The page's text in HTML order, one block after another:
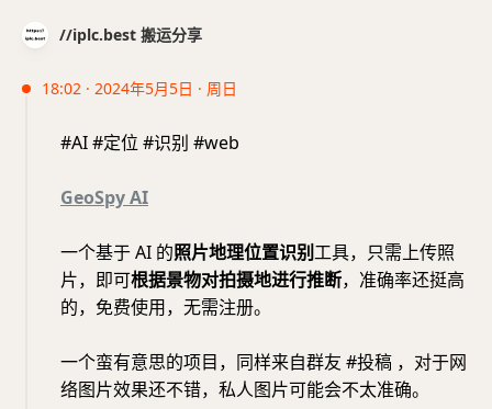
//iplc.best 搬运分享
18:02 · 2024年5月5日 · 周日
#AI #定位 #识别 #web
GeoSpy AI
一个基于 AI 的照片地理位置识别工具，只需上传照
片，即可根据景物对拍摄地进行推断，准确率还挺高
的，免费使用，无需注册。
一个蛮有意思的项目，同样来自群友 #投稿 ，对于网
络图片效果还不错，私人图片可能会不太准确。